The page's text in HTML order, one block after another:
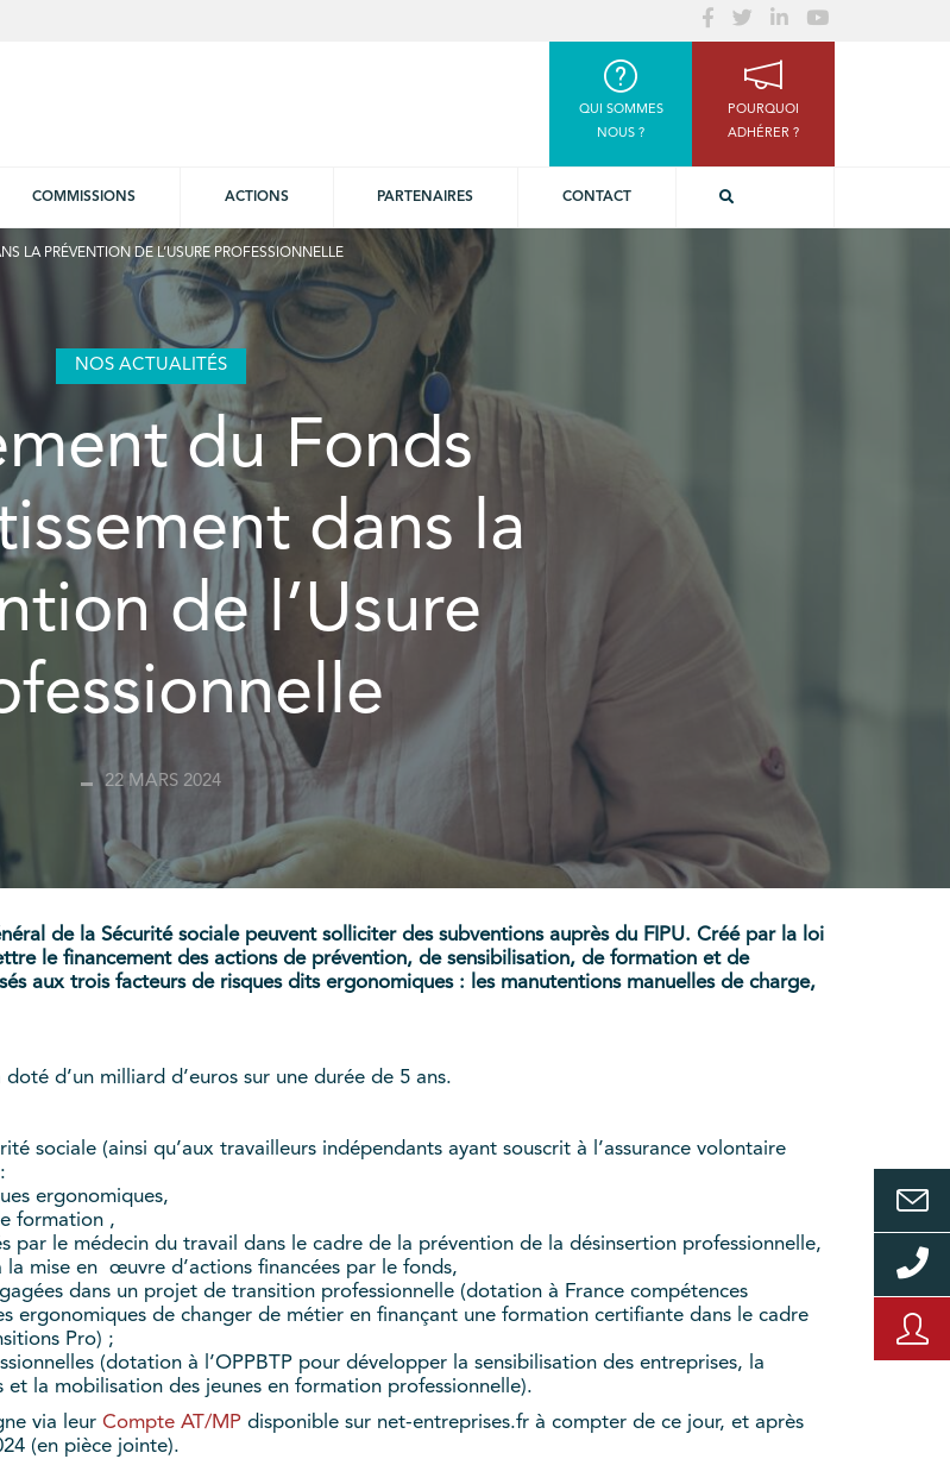
QUI SOMMES
NOUS ?
POURQUOI
ADHÉRER ?
COMMISSIONS ACTIONS PARTENAIRES CONTACT
LA PRÉVENTION DE L’USURE PROFESSIONNELLE
NOS ACTUALITÉS
du Fonds
dans la
de l’Usure
22 MARS 2024
de la Sécurité sociale peuvent solliciter des subventions auprès du FIPU. Créé par la loi
le financement des actions de prévention, de sensibilisation, de formation et de
aux trois facteurs de risques dits ergonomiques : les manutentions manuelles de charge,
d’un milliard d’euros sur une durée de 5 ans.
sociale (ainsi qu’aux travailleurs indépendants ayant souscrit à l’assurance volontaire
ergonomiques,
formation ,
par le médecin du travail dans le cadre de la prévention de la désinsertion professionnelle,
mise en œuvre d’actions financées par le fonds,
dans un projet de transition professionnelle (dotation à France compétences
ergonomiques de changer de métier en finançant une formation certifiante dans le cadre
Pro) ;
(dotation à l’OPPBTP pour développer la sensibilisation des entreprises, la
et la mobilisation des jeunes en formation professionnelle).
via leur Compte AT/MP disponible sur net-entreprises.fr à compter de ce jour, et après
(en pièce jointe).